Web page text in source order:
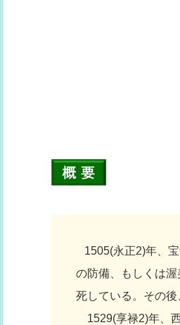
1505(永正2)年、
の防備、もしくは
死している。その
1529(享禄2)年、